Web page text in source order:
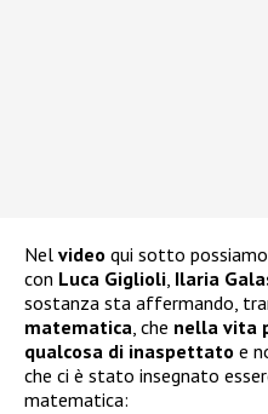
Nel video qui sotto
con Luca Giglioli, Ilaria
sostanza sta affermando,
matematica, che nella vita
qualcosa di inaspettato e
che ci è stato insegnato
matematica: